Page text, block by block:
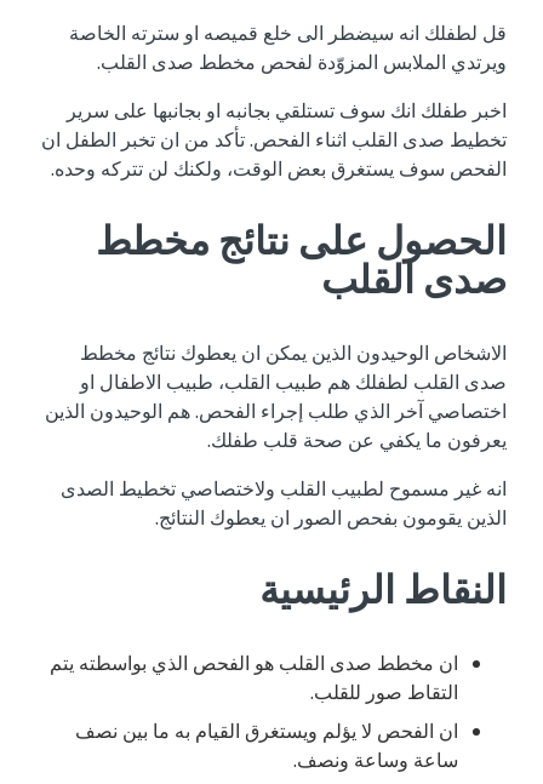
قل لطفلك انه سيضطر الى خلع قميصه او سترته الخاصة
ويرتدي الملابس المزوّدة لفحص مخطط صدى القلب.
اخبر طفلك انك سوف تستلقي بجانبه او بجانبها على سرير
تخطيط صدى القلب اثناء الفحص. تأكد من ان تخبر الطفل ان
الفحص سوف يستغرق بعض الوقت، ولكنك لن تتركه وحده.
الحصول على نتائج مخطط
صدى القلب
الاشخاص الوحيدون الذين يمكن ان يعطوك نتائج مخطط
صدى القلب لطفلك هم طبيب القلب، طبيب الاطفال او
اختصاصي آخر الذي طلب إجراء الفحص. هم الوحيدون الذين
يعرفون ما يكفي عن صحة قلب طفلك.
انه غير مسموح لطبيب القلب ولاختصاصي تخطيط الصدى
الذين يقومون بفحص الصور ان يعطوك النتائج.
النقاط الرئيسية
ان مخطط صدى القلب هو الفحص الذي بواسطته يتم
التقاط صور للقلب.
ان الفحص لا يؤلم ويستغرق القيام به ما بين نصف
ساعة وساعة ونصف.